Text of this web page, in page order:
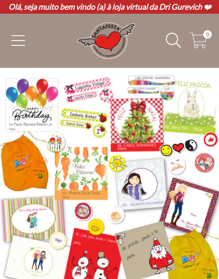
Olá, seja muito bem vindo (a) à loja virtual da Dri Gurevich ❤️
0